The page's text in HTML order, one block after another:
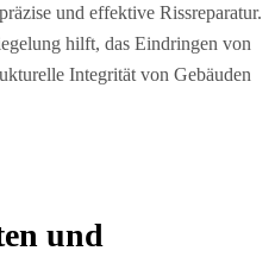
und effektive Rissreparatur.
hilft, das Eindringen von
Integrität von Gebäuden
und